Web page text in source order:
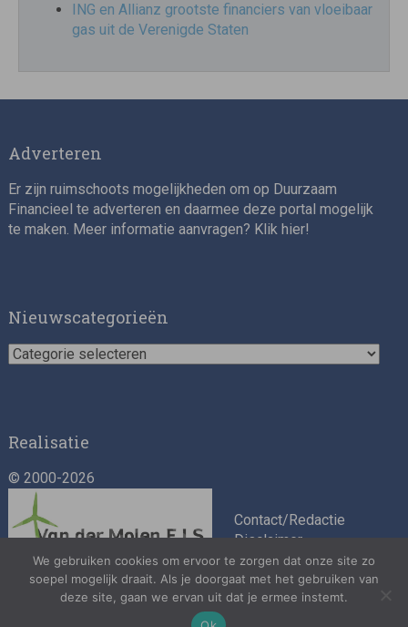
ING en Allianz grootste financiers van vloeibaar
gas uit de Verenigde Staten
Adverteren
Er zijn ruimschoots mogelijkheden om op Duurzaam
Financieel te adverteren en daarmee deze portal mogelijk
te maken. Meer informatie aanvragen? Klik hier!
Nieuwscategorieën
Nieuwscategorieën
Realisatie
© 2000-2026
Contact/Redactie
Disclaimer
Algemene
voorwaarden
Privacybeleid
We gebruiken cookies om ervoor te zorgen dat onze site zo
soepel mogelijk draait. Als je doorgaat met het gebruiken van
deze site, gaan we ervan uit dat je ermee instemt.